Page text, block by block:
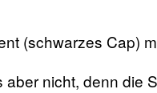
(schwarzes Cap)
nicht, denn die